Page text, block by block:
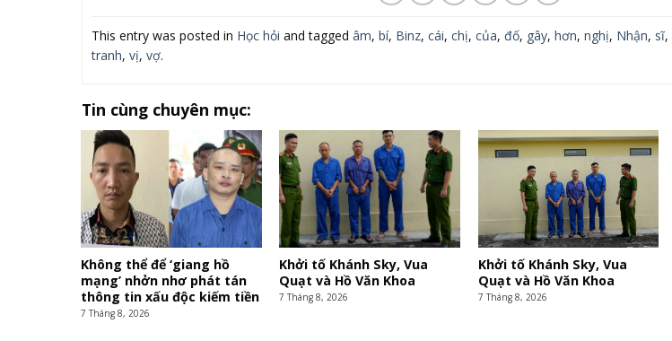
This entry was posted in Học hỏi and tagged âm, bí, Binz, cái, chị, của, đố, gây, hơn, nghị, Nhận, sĩ,
tranh, vị, vợ.
Tin cùng chuyên mục:
Không thể để ‘giang hồ
mạng’ nhởn nhơ phát tán
thông tin xấu độc kiếm tiền
7 Tháng 8, 2026
Khởi tố Khánh Sky, Vua
Quạt và Hồ Văn Khoa
7 Tháng 8, 2026
Khởi tố Khánh Sky, Vua
Quạt và Hồ Văn Khoa
7 Tháng 8, 2026